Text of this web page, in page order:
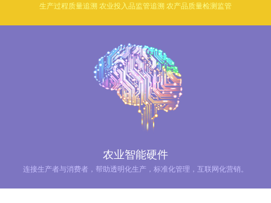
生产过程质量追溯 农业投入品监管追溯 农产品质量检测监管
农业智能硬件
连接生产者与消费者，帮助透明化生产，标准化管理，互联网化营销。